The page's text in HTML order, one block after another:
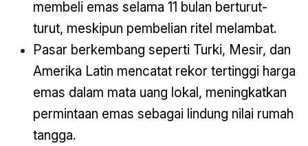
membeli emas selama 11 bulan berturut-
turut, meskipun pembelian ritel melambat.
Pasar berkembang seperti Turki, Mesir, dan
Amerika Latin mencatat rekor tertinggi harga
emas dalam mata uang lokal, meningkatkan
permintaan emas sebagai lindung nilai rumah
tangga.